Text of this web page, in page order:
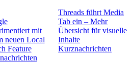
mit
neuen Local
Feature
Threads führt Media
Tab ein – Mehr
Übersicht für visuelle
Inhalte
Kurznachrichten